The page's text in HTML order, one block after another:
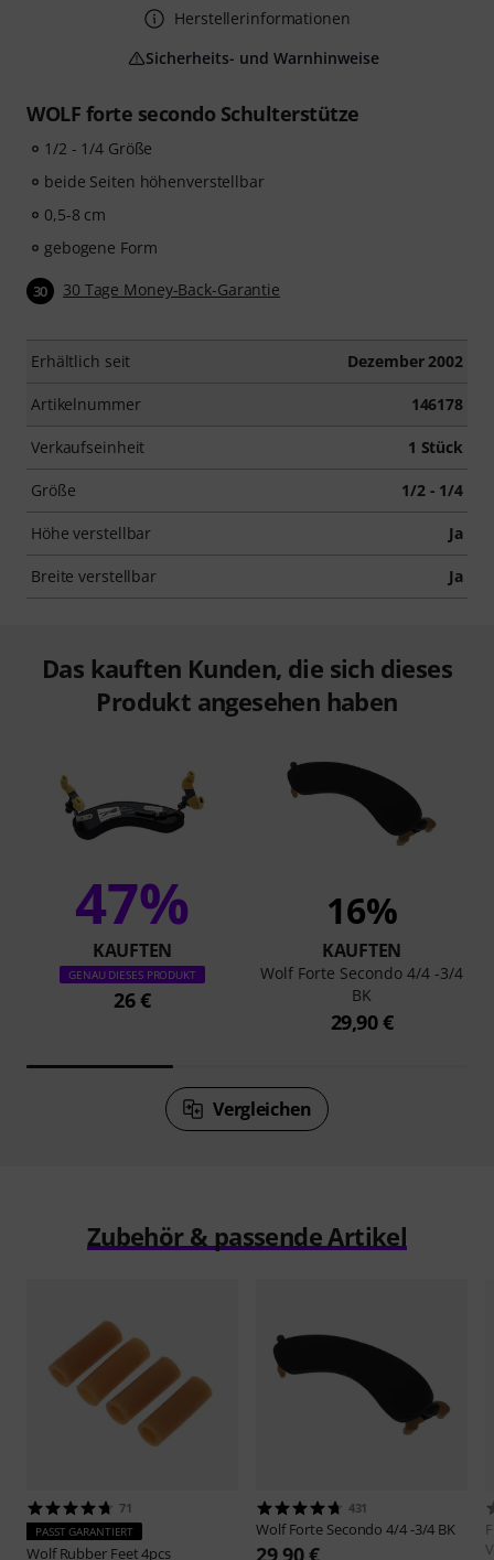
WOLF forte secondo Schulterstütze
1/2 - 1/4 Größe
beide Seiten höhenverstellbar
0,5-8 cm
gebogene Form
30 30 Tage Money-Back-Garantie
Erhältlich seit Dezember 2002
Artikelnummer 146178
Verkaufseinheit 1 Stück
Größe 1/2 - 1/4
Höhe verstellbar Ja
Breite verstellbar Ja
Herstellerinformationen
Sicherheits- und Warnhinweise
Das kauften Kunden, die sich dieses
Produkt angesehen haben
47%
KAUFTEN
GENAU DIESES PRODUKT
26 €
16%
KAUFTEN
Wolf Forte Secondo 4/4 -3/4
BK
29,90 €
Vergleichen
Zubehör & passende Artikel
71
PASST GARANTIERT
WolfRubber Feet 4pcs
431
WolfForte Secondo 4/4 -3/4 BK